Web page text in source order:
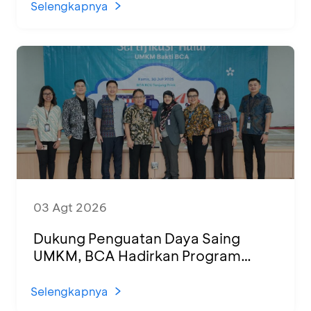
Selengkapnya
03 Agt 2026
Dukung Penguatan Daya Saing
UMKM, BCA Hadirkan Program
di KCU Tanjung Priok
Selengkapnya